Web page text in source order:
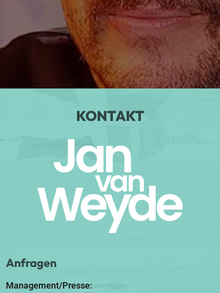
KONTAKT
Anfragen
Management/Presse: